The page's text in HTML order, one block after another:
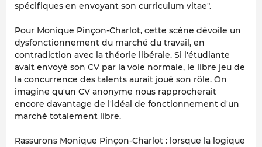
spécifiques en envoyant son curriculum vitae".
Pour Monique Pinçon-Charlot, cette scène dévoile un
dysfonctionnement du marché du travail, en
contradiction avec la théorie libérale. Si l'étudiante
avait envoyé son CV par la voie normale, le libre jeu de
la concurrence des talents aurait joué son rôle. On
imagine qu'un CV anonyme nous rapprocherait
encore davantage de l'idéal de fonctionnement d'un
marché totalement libre.
Rassurons Monique Pinçon-Charlot : lorsque la logique